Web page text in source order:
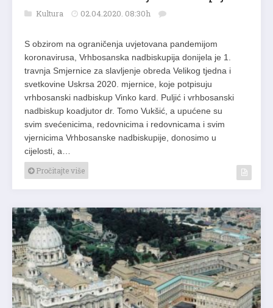
Kultura 02.04.2020. 08:30h
S obzirom na ograničenja uvjetovana pandemijom
koronavirusa, Vrhbosanska nadbiskupija donijela je 1.
travnja Smjernice za slavljenje obreda Velikog tjedna i
svetkovine Uskrsa 2020. mjernice, koje potpisuju
vrhbosanski nadbiskup Vinko kard. Puljić i vrhbosanski
nadbiskup koadjutor dr. Tomo Vukšić, a upućene su
svim svećenicima, redovnicima i redovnicama i svim
vjernicima Vrhbosanske nadbiskupije, donosimo u
cijelosti, a…
Pročitajte više